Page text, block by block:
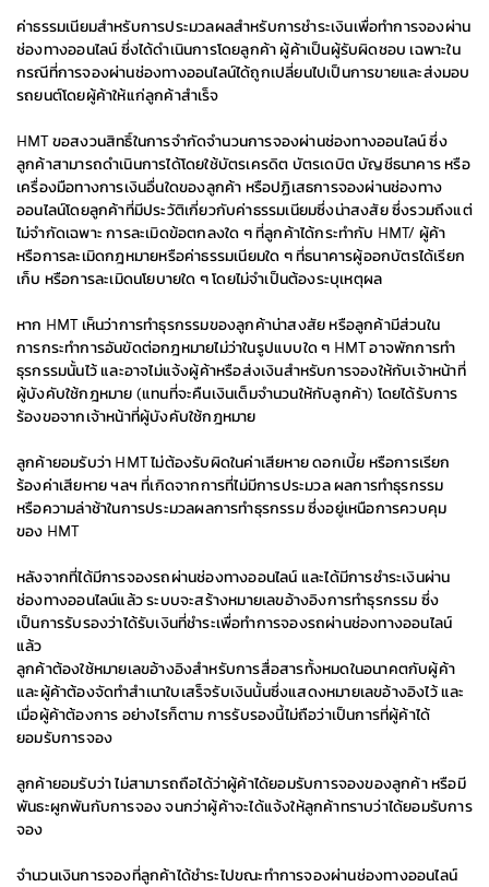
ค่าธรรมเนียมสำหรับการประมวลผลสำหรับการชำระเงินเพื่อทำการจองผ่าน
ช่องทางออนไลน์ ซึ่งได้ดำเนินการโดยลูกค้า ผู้ค้าเป็นผู้รับผิดชอบ เฉพาะใน
กรณีที่การจองผ่านช่องทางออนไลน์ได้ถูกเปลี่ยนไปเป็นการขายและส่งมอบ
รถยนต์โดยผู้ค้าให้แก่ลูกค้าสำเร็จ
HMT ขอสงวนสิทธิ์ในการจำกัดจำนวนการจองผ่านช่องทางออนไลน์ ซึ่ง
ลูกค้าสามารถดำเนินการได้โดยใช้บัตรเครดิต บัตรเดบิต บัญชีธนาคาร หรือ
เครื่องมือทางการเงินอื่นใดของลูกค้า หรือปฏิเสธการจองผ่านช่องทาง
ออนไลน์โดยลูกค้าที่มีประวัติเกี่ยวกับค่าธรรมเนียมซึ่งน่าสงสัย ซึ่งรวมถึงแต่
ไม่จำกัดเฉพาะ การละเมิดข้อตกลงใด ๆ ที่ลูกค้าได้กระทำกับ HMT/ ผู้ค้า
หรือการละเมิดกฎหมายหรือค่าธรรมเนียมใด ๆ ที่ธนาคารผู้ออกบัตรได้เรียก
เก็บ หรือการละเมิดนโยบายใด ๆ โดยไม่จำเป็นต้องระบุเหตุผล
หาก HMT เห็นว่าการทำธุรกรรมของลูกค้าน่าสงสัย หรือลูกค้ามีส่วนใน
การกระทำการอันขัดต่อกฎหมายไม่ว่าในรูปแบบใด ๆ HMT อาจพักการทำ
ธุรกรรมนั้นไว้ และอาจไม่แจ้งผู้ค้าหรือส่งเงินสำหรับการจองให้กับเจ้าหน้าที่
ผู้บังคับใช้กฎหมาย (แทนที่จะคืนเงินเต็มจำนวนให้กับลูกค้า) โดยได้รับการ
ร้องขอจากเจ้าหน้าที่ผู้บังคับใช้กฎหมาย
ลูกค้ายอมรับว่า HMT ไม่ต้องรับผิดในค่าเสียหาย ดอกเบี้ย หรือการเรียก
ร้องค่าเสียหาย ฯลฯ ที่เกิดจากการที่ไม่มีการประมวล ผลการทำธุรกรรม
หรือความล่าช้าในการประมวลผลการทำธุรกรรม ซึ่งอยู่เหนือการควบคุม
ของ HMT
หลังจากที่ได้มีการจองรถผ่านช่องทางออนไลน์ และได้มีการชำระเงินผ่าน
ช่องทางออนไลน์แล้ว ระบบจะสร้างหมายเลขอ้างอิงการทำธุรกรรม ซึ่ง
เป็นการรับรองว่าได้รับเงินที่ชำระเพื่อทำการจองรถผ่านช่องทางออนไลน์
แล้ว
ลูกค้าต้องใช้หมายเลขอ้างอิงสำหรับการสื่อสารทั้งหมดในอนาคตกับผู้ค้า
และผู้ค้าต้องจัดทำสำเนาใบเสร็จรับเงินนั้นซึ่งแสดงหมายเลขอ้างอิงไว้ และ
เมื่อผู้ค้าต้องการ อย่างไรก็ตาม การรับรองนี้ไม่ถือว่าเป็นการที่ผู้ค้าได้
ยอมรับการจอง
ลูกค้ายอมรับว่า ไม่สามารถถือได้ว่าผู้ค้าได้ยอมรับการจองของลูกค้า หรือมี
พันธะผูกพันกับการจอง จนกว่าผู้ค้าจะได้แจ้งให้ลูกค้าทราบว่าได้ยอมรับการ
จอง
จำนวนเงินการจองที่ลูกค้าได้ชำระไปขณะทำการจองผ่านช่องทางออนไลน์